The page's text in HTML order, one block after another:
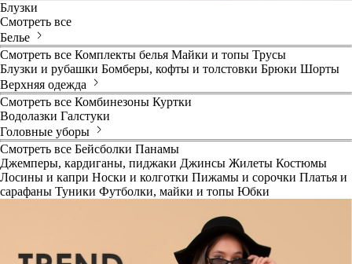
Блузки
Смотреть все
Белье
Смотреть все Комплекты белья Майки и топы Трусы
Блузки и рубашки Бомберы, кофты и толстовки Брюки Шорты
Верхняя одежда
Смотреть все Комбинезоны Куртки
Водолазки Галстуки
Головные уборы
Смотреть все Бейсболки Панамы
Джемперы, кардиганы, пиджаки Джинсы Жилеты Костюмы
Лосины и капри Носки и колготки Пижамы и сорочки Платья и
сарафаны Туники Футболки, майки и топы Юбки